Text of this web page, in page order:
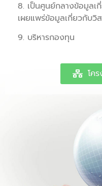
8. เป็นศูนย์กลางข้อมูลเ
เผยแพร่ข้อมูลเกี่ยวกับวิ
9. บริหารกองทุน
โค